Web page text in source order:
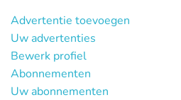
Advertentie toevoegen
Uw advertenties
Bewerk profiel
Abonnementen
Uw abonnementen